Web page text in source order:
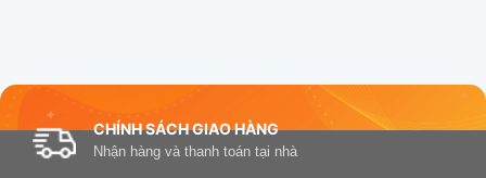
CHÍNH SÁCH GIAO HÀNG
Nhận hàng và thanh toán tại nhà